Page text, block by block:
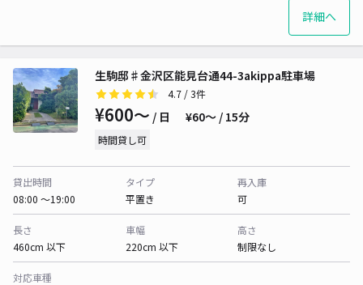
詳細へ
生駒邸♯金沢区能見台通44-3akippa駐車場
4.7 / 3件
¥600〜 / 日 ¥60〜 / 15分
時間貸し可
貸出時間
08:00 〜19:00
タイプ
平置き
再入庫
可
長さ
460cm 以下
車幅
220cm 以下
高さ
制限なし
対応車種